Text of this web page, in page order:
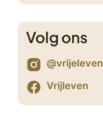
Volg ons
@vrijeleven
Vrijleven